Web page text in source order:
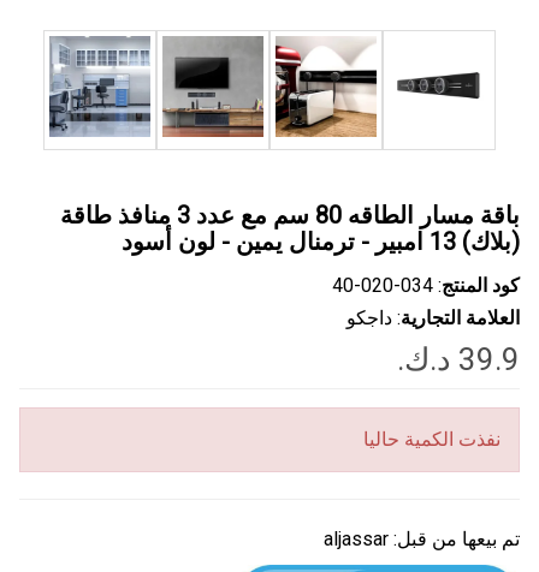
باقة مسار الطاقه 80 سم مع عدد 3 منافذ طاقة
(بلاك) 13 امبير - ترمنال يمين - لون أسود
كود المنتج: ‎40-020-034
العلامة التجارية: داجكو
نفذت الكمية حاليا
تم بيعها من قبل: aljassar